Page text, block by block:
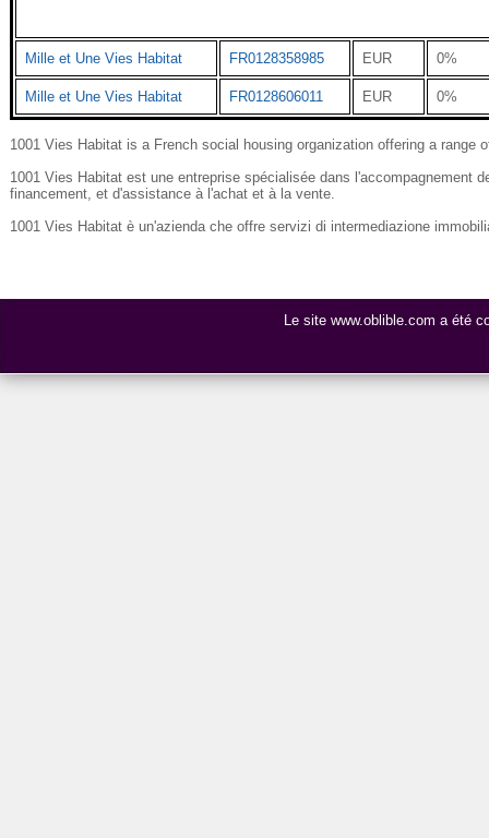
Mille et Une Vies Habitat FR0128358985 EUR 0%
Mille et Une Vies Habitat FR0128606011 EUR 0%
1001 Vies Habitat is a French social housing organization offering a range
1001 Vies Habitat est une entreprise spécialisée dans l'accompagnement
financement, et d'assistance à l'achat et à la vente.
1001 Vies Habitat è un'azienda che offre servizi di intermediazione
Le site www.oblible.com a été